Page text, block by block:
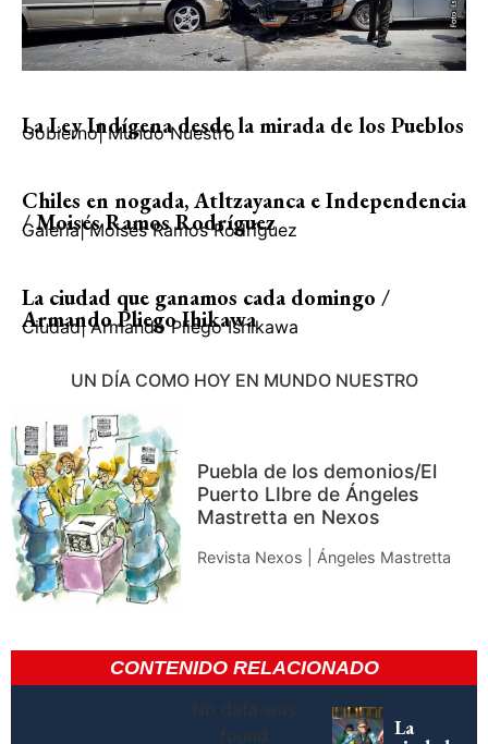
La Ley Indígena desde la mirada de los Pueblos
Gobierno| Mundo Nuestro
Chiles en nogada, Atltzayanca e Independencia
/ Moisés Ramos Rodríguez
Galería| Moisés Ramos Rodríguez
La ciudad que ganamos cada domingo /
Armando Pliego Ihikawa
Ciudad| Armando Pliego Ishikawa
UN DÍA COMO HOY EN MUNDO NUESTRO
Puebla de los demonios/El
Puerto LIbre de Ángeles
Mastretta en Nexos
Revista Nexos | Ángeles Mastretta
CONTENIDO RELACIONADO
No data was
found
La